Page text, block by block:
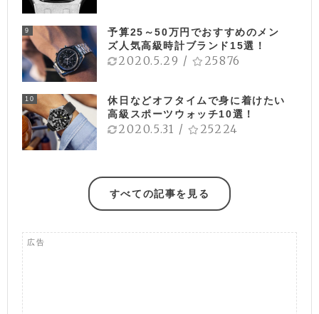
9
予算25～50万円でおすすめのメン
ズ人気高級時計ブランド15選！
2020.5.29 / 25876
10
休日などオフタイムで身に着けたい
高級スポーツウォッチ10選！
2020.5.31 / 25224
すべての記事を見る
広告